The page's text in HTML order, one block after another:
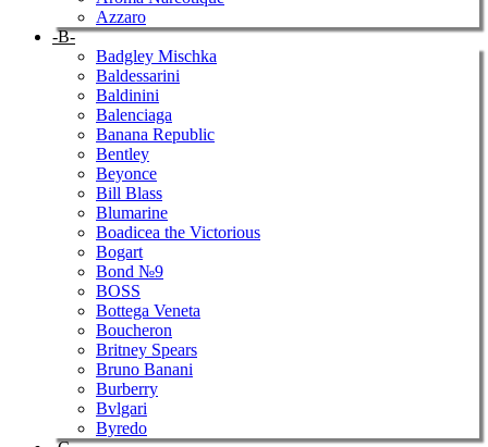
Azzaro
-B-
Badgley Mischka
Baldessarini
Baldinini
Balenciaga
Banana Republic
Bentley
Beyonce
Bill Blass
Blumarine
Boadicea the Victorious
Bogart
Bond №9
BOSS
Bottega Veneta
Boucheron
Britney Spears
Bruno Banani
Burberry
Bvlgari
Byredo